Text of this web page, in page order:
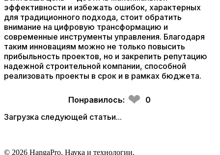
эффективности и избежать ошибок, характерных
для традиционного подхода, стоит обратить
внимание на цифровую трансформацию и
современные инструменты управления. Благодаря
таким инновациям можно не только повысить
прибыльность проектов, но и закрепить репутацию
надежной строительной компании, способной
реализовать проекты в срок и в рамках бюджета.
Понравилось: ❤ 0
Загрузка следующей статьи...
© 2026 HangaPro. Наука и технологии.